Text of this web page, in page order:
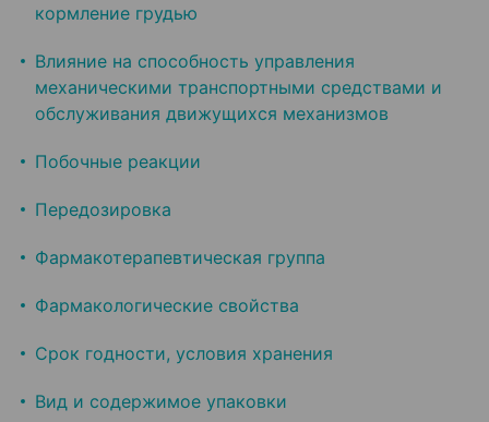
кормление грудью
Влияние на способность управления
механическими транспортными средствами и
обслуживания движущихся механизмов
Побочные реакции
Передозировка
Фармакотерапевтическая группа
Фармакологические свойства
Срок годности, условия хранения
Вид и содержимое упаковки